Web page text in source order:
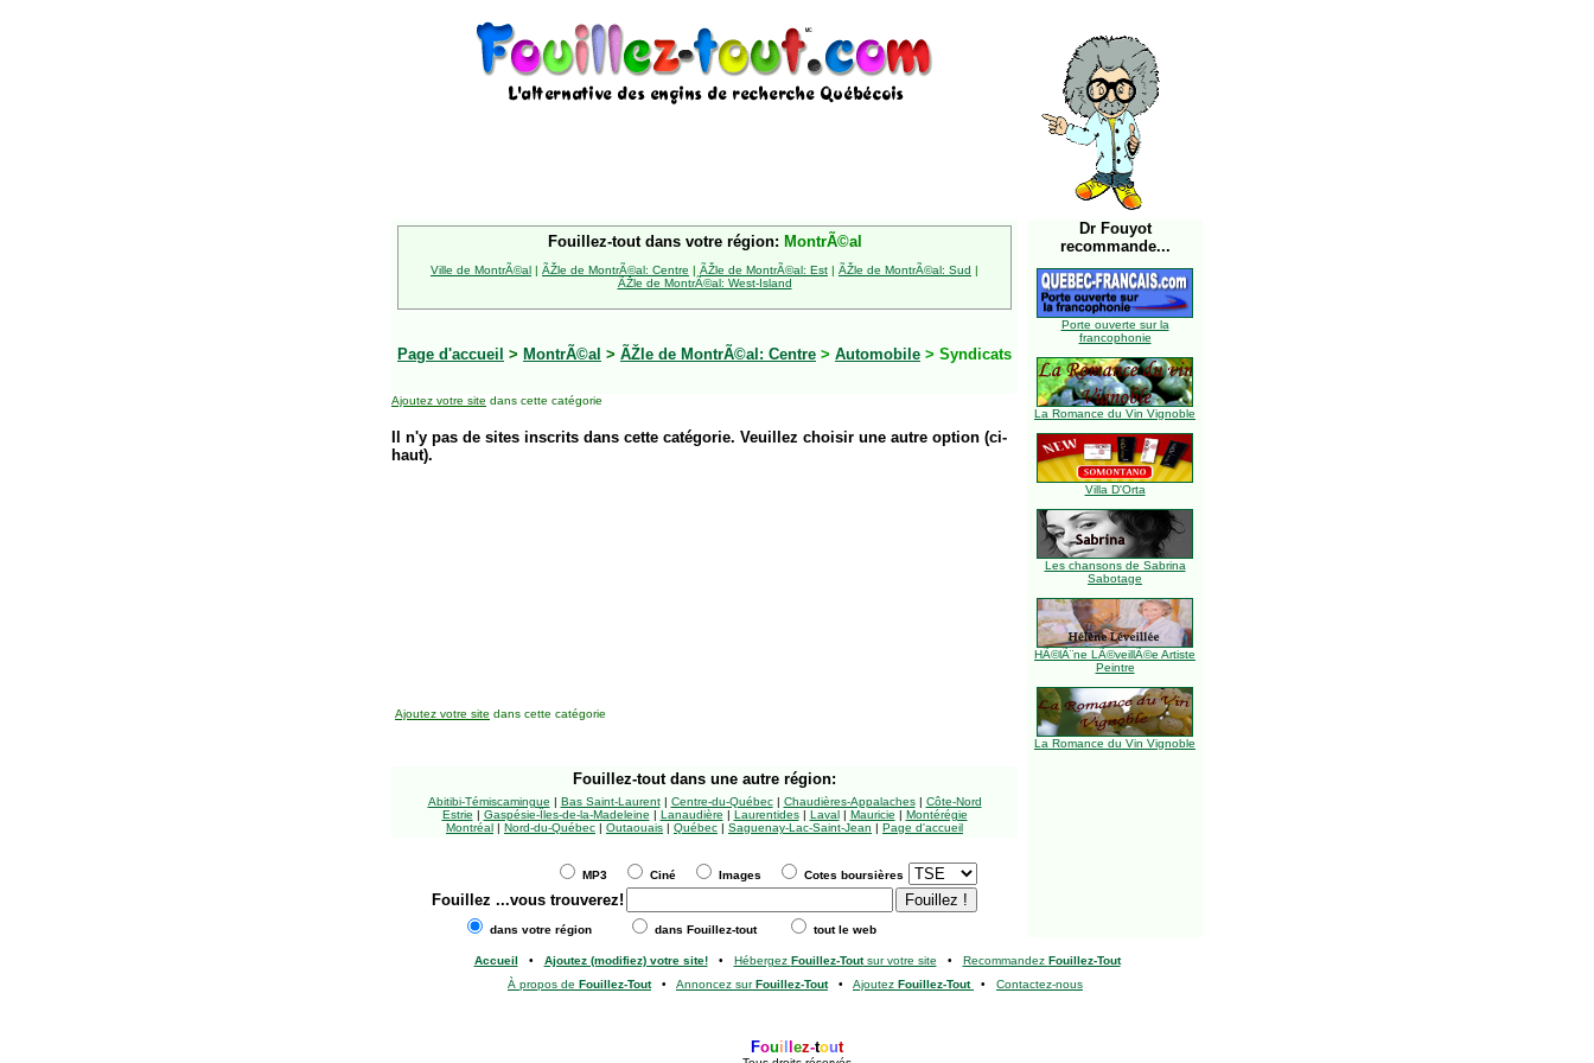
Fouillez-tout dans votre région: MontrÃ©al
Ville de MontrÃ©al | ÃŽle de MontrÃ©al: Centre | ÃŽle de MontrÃ©al: Est | ÃŽle de MontrÃ©al: Sud |
ÃŽle de MontrÃ©al: West-Island
Page d'accueil > MontrÃ©al > ÃŽle de MontrÃ©al: Centre > Automobile > Syndicats
Ajoutez votre site dans cette catégorie
Il n'y pas de sites inscrits dans cette catégorie. Veuillez choisir une autre option (ci-
haut).
Dr Fouyot
recommande...
Porte ouverte sur la
francophonie
La Romance du Vin Vignoble
Villa D'Orta
Les chansons de Sabrina
Sabotage
HÃ©lÃ¨ne LÃ©veillÃ©e Artiste
Peintre
La Romance du Vin Vignoble
Ajoutez votre site dans cette catégorie
Fouillez-tout dans une autre région:
Abitibi-Témiscamingue | Bas Saint-Laurent| Centre-du-Québec| Chaudières-Appalaches| Côte-Nord
Estrie | Gaspésie-Îles-de-la-Madeleine | Lanaudière | Laurentides| Laval| Mauricie | Montérégie
Montréal | Nord-du-Québec | Outaouais | Québec | Saguenay-Lac-Saint-Jean | Page d'accueil
MP3 Ciné Images Cotes boursières
Fouillez ...vous trouverez!
dans votre région dans Fouillez-tout tout le web
Accueil • Ajoutez (modifiez) votre site!• Hébergez Fouillez-Toutsur votre site • Recommandez Fouillez-Tout
À propos de Fouillez-Tout• Annoncez surFouillez-Tout• Ajoutez Fouillez-Tout • Contactez-nous
Foui ez-tout